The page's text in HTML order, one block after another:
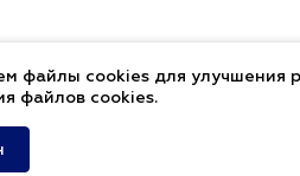
файлы cookies для улучшения
файлов cookies.